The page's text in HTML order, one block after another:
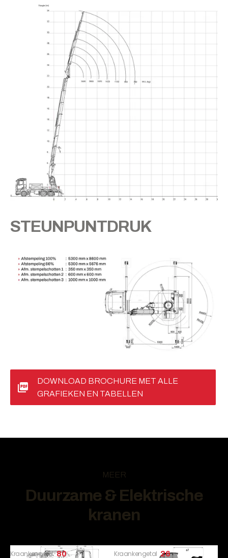
STEUNPUNTDRUK
DOWNLOAD BROCHURE MET ALLE
GRAFIEKEN EN TABELLEN
MEER
Duurzame & Elektrische
kranen
Kraankengetal 80 Kraankengetal 26